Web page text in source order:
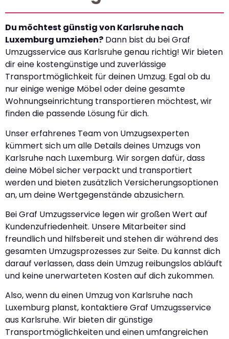
Du möchtest günstig von Karlsruhe nach
Luxemburg umziehen? Dann bist du bei Graf
Umzugsservice aus Karlsruhe genau richtig! Wir bieten
dir eine kostengünstige und zuverlässige
Transportmöglichkeit für deinen Umzug. Egal ob du
nur einige wenige Möbel oder deine gesamte
Wohnungseinrichtung transportieren möchtest, wir
finden die passende Lösung für dich.
Unser erfahrenes Team von Umzugsexperten
kümmert sich um alle Details deines Umzugs von
Karlsruhe nach Luxemburg. Wir sorgen dafür, dass
deine Möbel sicher verpackt und transportiert
werden und bieten zusätzlich Versicherungsoptionen
an, um deine Wertgegenstände abzusichern.
Bei Graf Umzugsservice legen wir großen Wert auf
Kundenzufriedenheit. Unsere Mitarbeiter sind
freundlich und hilfsbereit und stehen dir während des
gesamten Umzugsprozesses zur Seite. Du kannst dich
darauf verlassen, dass dein Umzug reibungslos abläuft
und keine unerwarteten Kosten auf dich zukommen.
Also, wenn du einen Umzug von Karlsruhe nach
Luxemburg planst, kontaktiere Graf Umzugsservice
aus Karlsruhe. Wir bieten dir günstige
Transportmöglichkeiten und einen umfangreichen